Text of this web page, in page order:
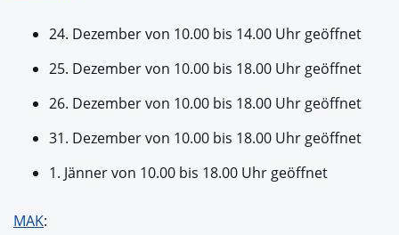
24. Dezember von 10.00 bis 14.00 Uhr geöffnet
25. Dezember von 10.00 bis 18.00 Uhr geöffnet
26. Dezember von 10.00 bis 18.00 Uhr geöffnet
31. Dezember von 10.00 bis 18.00 Uhr geöffnet
1. Jänner von 10.00 bis 18.00 Uhr geöffnet
MAK: